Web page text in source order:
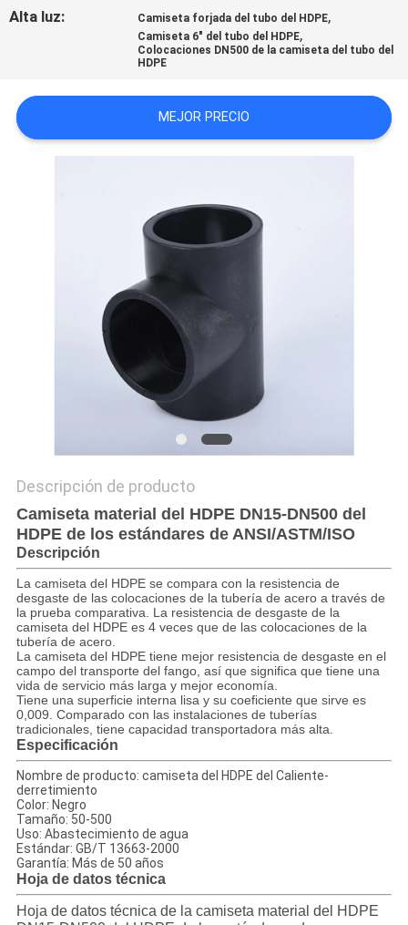
NOTICIAS
MAPA
Alta luz: Camiseta forjada del tubo del HDPE,
Camiseta 6" del tubo del HDPE,
Colocaciones DN500 de la camiseta del tubo del
HDPE
MEJOR PRECIO
Descripción de producto
Camiseta material del HDPE DN15-DN500 del
HDPE de los estándares de ANSI/ASTM/ISO
Descripción
La camiseta del HDPE se compara con la resistencia de
desgaste de las colocaciones de la tubería de acero a través de
la prueba comparativa. La resistencia de desgaste de la
camiseta del HDPE es 4 veces que de las colocaciones de la
tubería de acero.
La camiseta del HDPE tiene mejor resistencia de desgaste en el
campo del transporte del fango, así que significa que tiene una
vida de servicio más larga y mejor economía.
Tiene una superficie interna lisa y su coeficiente que sirve es
0,009. Comparado con las instalaciones de tuberías
tradicionales, tiene capacidad transportadora más alta.
Especificación
Nombre de producto: camiseta del HDPE del Caliente-
derretimiento
Color: Negro
Tamaño: 50-500
Uso: Abastecimiento de agua
Estándar: GB/T 13663-2000
Garantía: Más de 50 años
Hoja de datos técnica
Hoja de datos técnica de la camiseta material del HDPE